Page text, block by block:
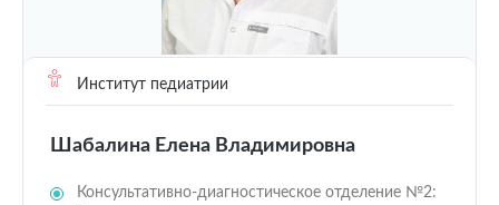
Институт педиатрии
Шабалина Елена Владимировна
Консультативно-диагностическое отделение №2: